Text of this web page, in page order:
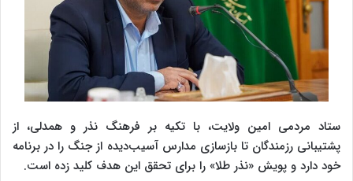
ستاد مردمی امین ولایت، با تکیه بر فرهنگ نذر و همدلی، از
پشتیبانی رزمندگان تا بازسازی مدارس آسیب‌دیده از جنگ را در برنامه
خود دارد و پویش «نذر طلا» را برای تحقق این هدف کلید زده است.